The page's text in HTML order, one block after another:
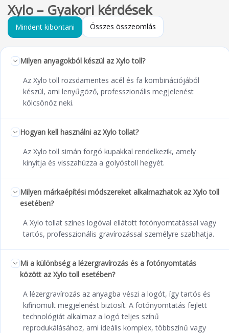
Xylo – Gyakori kérdések
Mindent kibontani Összes összeomlás
Milyen anyagokból készül az Xylo toll?
Az Xylo toll rozsdamentes acél és fa kombinációjából
készül, ami lenyűgöző, professzionális megjelenést
kölcsönöz neki.
Hogyan kell használni az Xylo tollat?
Az Xylo toll simán forgó kupakkal rendelkezik, amely
kinyitja és visszahúzza a golyóstoll hegyét.
Milyen márkaépítési módszereket alkalmazhatok az Xylo toll
esetében?
A Xylo tollat színes logóval ellátott fotónyomtatással vagy
tartós, professzionális gravírozással személyre szabhatja.
Mi a különbség a lézergravírozás és a fotónyomtatás
között az Xylo toll esetében?
A lézergravírozás az anyagba vészi a logót, így tartós és
kifinomult megjelenést biztosít. A fotónyomtatás fejlett
technológiát alkalmaz a logó teljes színű
reprodukálásához, ami ideális komplex, többszínű vagy